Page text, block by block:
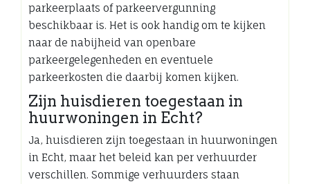
parkeerplaats of parkeervergunning
beschikbaar is. Het is ook handig om te kijken
naar de nabijheid van openbare
parkeergelegenheden en eventuele
parkeerkosten die daarbij komen kijken.
Zijn huisdieren toegestaan ​​in
huurwoningen in Echt?
Ja, huisdieren zijn toegestaan in huurwoningen
in Echt, maar het beleid kan per verhuurder
verschillen. Sommige verhuurders staan